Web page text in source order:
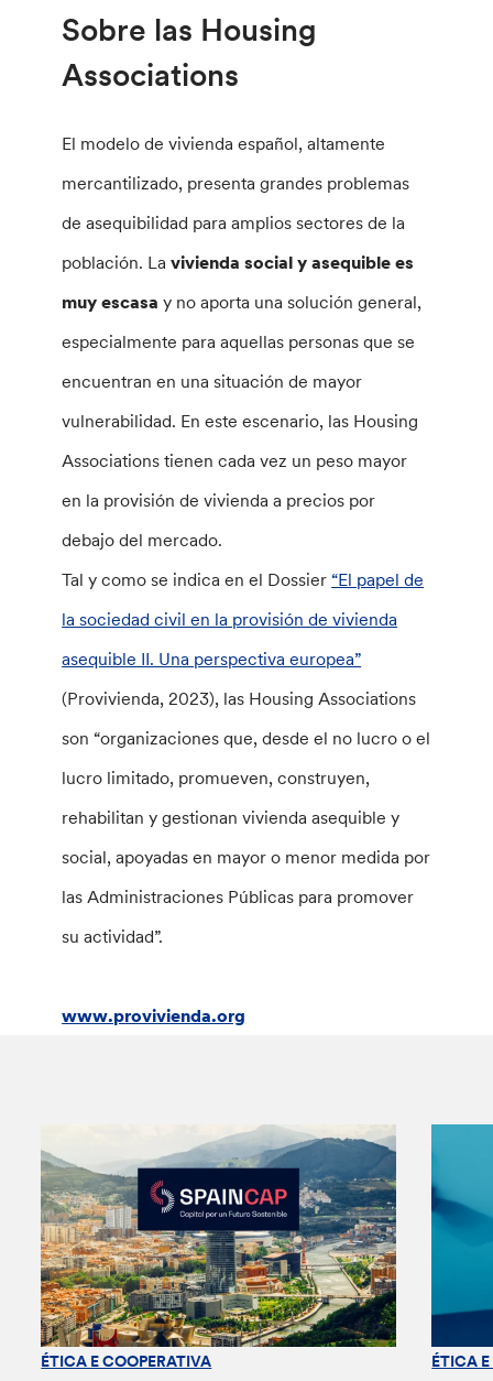
Sobre las Housing
Associations
El modelo de vivienda español, altamente
mercantilizado, presenta grandes problemas
de asequibilidad para amplios sectores de la
población. Lavivienda social y asequible es
muy escasay no aporta una solución general,
especialmente para aquellas personas que se
encuentran en una situación de mayor
vulnerabilidad. En este escenario, las Housing
Associations tienen cada vez un peso mayor
en la provisión de vivienda a precios por
debajo del mercado.
Tal y como se indica en el Dossier“El papel de
la sociedad civil en la provisión de vivienda
asequible II. Una perspectiva europea”
(Provivienda, 2023), las Housing Associations
son “organizaciones que, desde el no lucro o el
lucro limitado, promueven, construyen,
rehabilitan y gestionan vivienda asequible y
social, apoyadas en mayor o menor medida por
las Administraciones Públicas para promover
su actividad”.
www.provivienda.org
ÉTICA E COOPERATIVA ÉTICA